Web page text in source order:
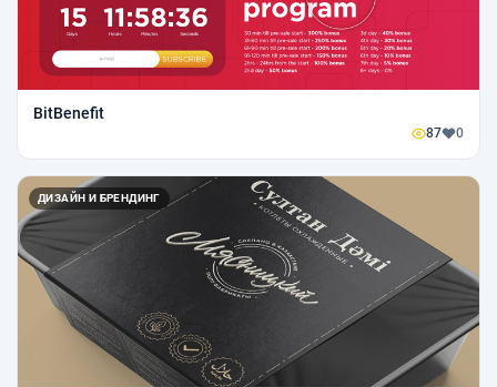
BitBenefit
87 0
ДИЗАЙН И БРЕНДИНГ